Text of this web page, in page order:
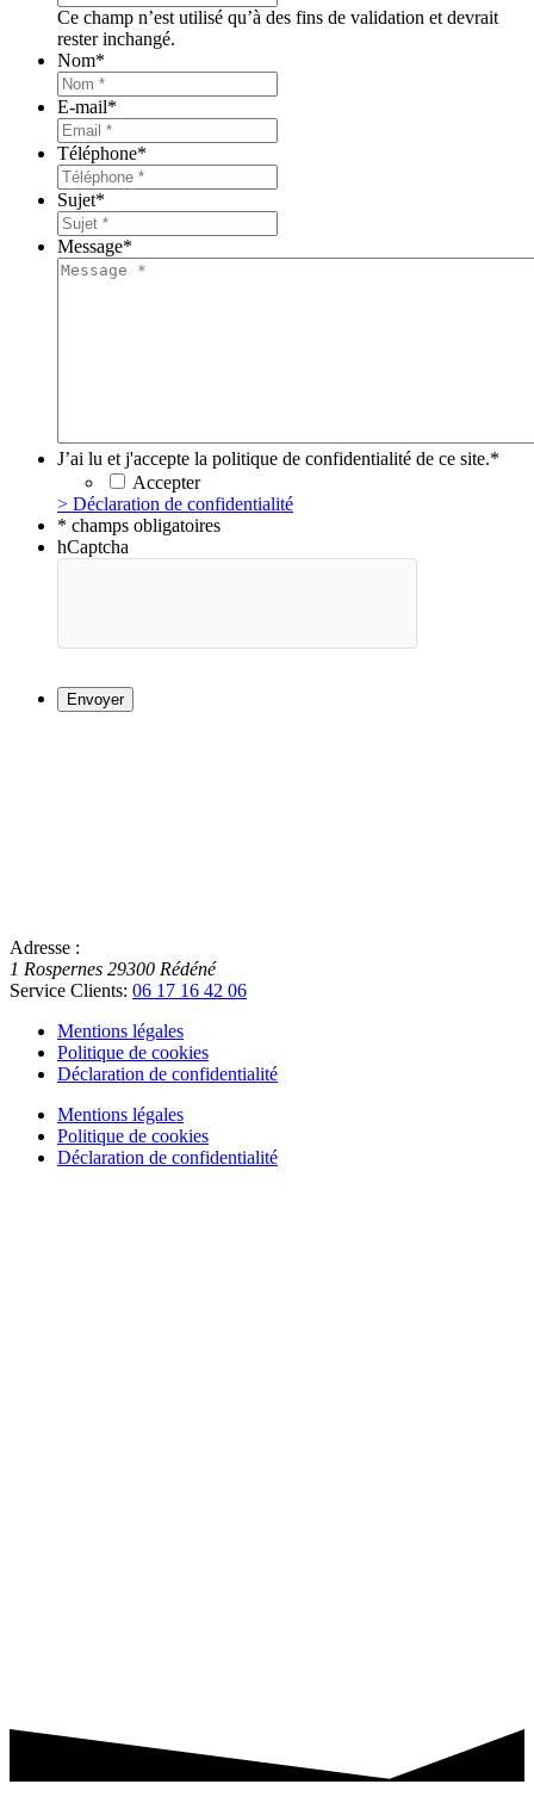
Ce champ n’est utilisé qu’à des fins de validation et devrait
rester inchangé.
Nom*
E-mail*
Téléphone*
Sujet*
Message*
J’ai lu et j'accepte la politique de confidentialité de ce site.*
Accepter
> Déclaration de confidentialité
* champs obligatoires
hCaptcha
Adresse :
1 Rospernes 29300 Rédéné
Service Clients: 06 17 16 42 06
Mentions légales
Politique de cookies
Déclaration de confidentialité
Mentions légales
Politique de cookies
Déclaration de confidentialité